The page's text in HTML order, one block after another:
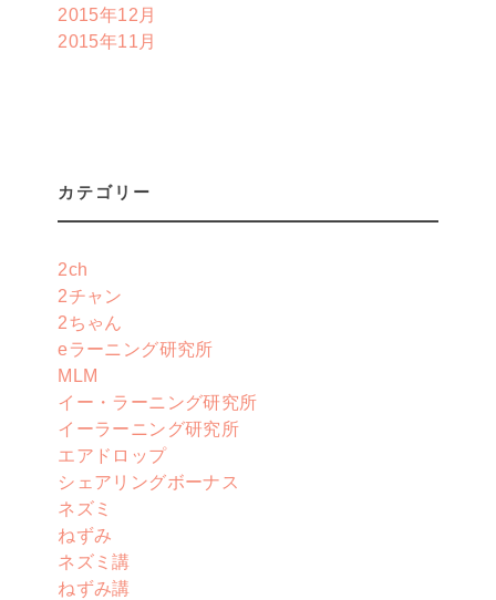
2015年12月
2015年11月
カテゴリー
2ch
2チャン
2ちゃん
eラーニング研究所
MLM
イー・ラーニング研究所
イーラーニング研究所
エアドロップ
シェアリングボーナス
ネズミ
ねずみ
ネズミ講
ねずみ講